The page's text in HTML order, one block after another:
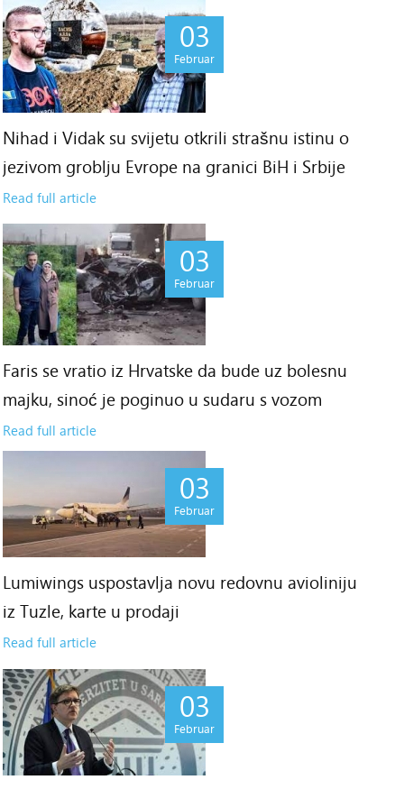
03
Februar
Nihad i Vidak su svijetu otkrili strašnu istinu o
jezivom groblju Evrope na granici BiH i Srbije
Read full article
03
Februar
Faris se vratio iz Hrvatske da bude uz bolesnu
majku, sinoć je poginuo u sudaru s vozom
Read full article
03
Februar
Lumiwings uspostavlja novu redovnu avioliniju
iz Tuzle, karte u prodaji
Read full article
03
Februar